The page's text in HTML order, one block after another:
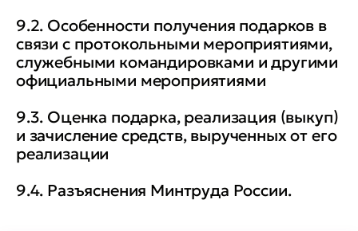
9.2. Особенности получения подарков в
связи с протокольными мероприятиями,
служебными командировками и другими
официальными мероприятиями
9.3. Оценка подарка, реализация (выкуп)
и зачисление средств, вырученных от его
реализации
9.4. Разъяснения Минтруда России.